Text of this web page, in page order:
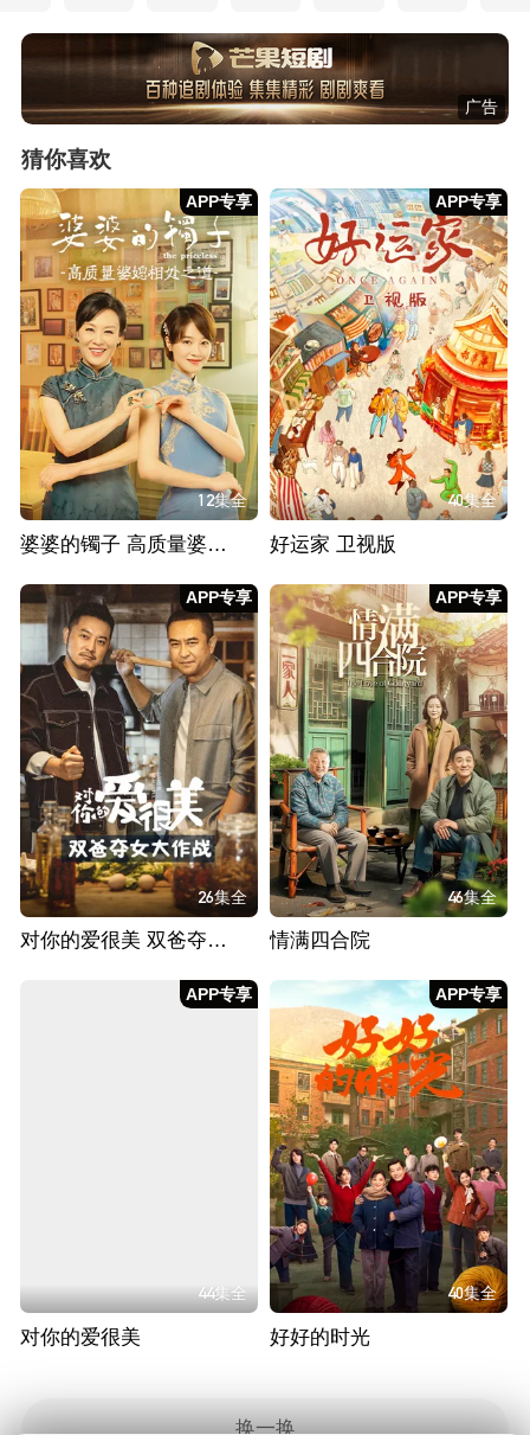
广告
猜你喜欢
APP专享
12集全
婆婆的镯子 高质量婆媳相处之道
APP专享
40集全
好运家 卫视版
APP专享
26集全
对你的爱很美 双爸夺女大作战
APP专享
46集全
情满四合院
APP专享
44集全
对你的爱很美
APP专享
40集全
好好的时光
换一换